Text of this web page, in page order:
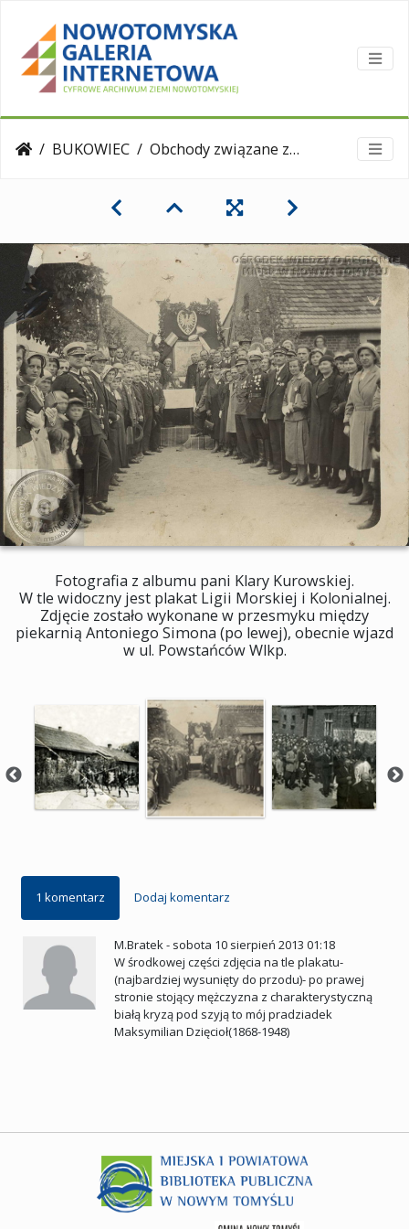
BUKOWIEC Obchody związane ze Świętem Morza. Lata międzywojenne.
Fotografia z albumu pani Klary Kurowskiej.
W tle widoczny jest plakat Ligii Morskiej i Kolonialnej.
Zdjęcie zostało wykonane w przesmyku między
piekarnią Antoniego Simona (po lewej), obecnie wjazd
w ul. Powstańców Wlkp.
1 komentarz Dodaj komentarz
M.Bratek- sobota 10 sierpień 2013 01:18
W środkowej części zdjęcia na tle plakatu-
(najbardziej wysunięty do przodu)- po prawej
stronie stojący mężczyzna z charakterystyczną
białą kryzą pod szyją to mój pradziadek
Maksymilian Dzięcioł(1868-1948)